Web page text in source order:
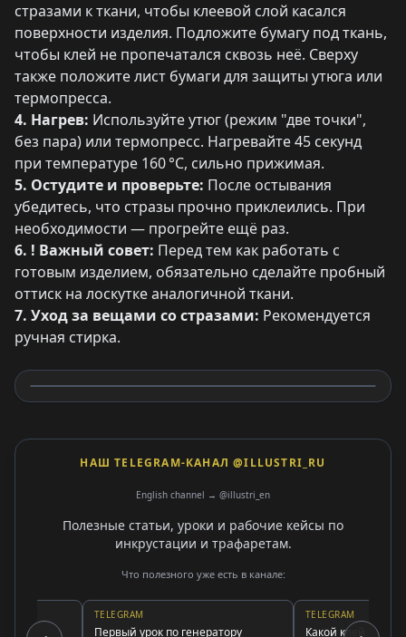
стразами к ткани, чтобы клеевой слой касался
поверхности изделия. Подложите бумагу под ткань,
чтобы клей не пропечатался сквозь неё. Сверху
также положите лист бумаги для защиты утюга или
термопресса.
4. Нагрев: Используйте утюг (режим "две точки",
без пара) или термопресс. Нагревайте 45 секунд
при температуре 160 °C, сильно прижимая.
5. Остудите и проверьте: После остывания
убедитесь, что стразы прочно приклеились. При
необходимости — прогрейте ещё раз.
6. ! Важный совет: Перед тем как работать с
готовым изделием, обязательно сделайте пробный
оттиск на лоскутке аналогичной ткани.
7. Уход за вещами со стразами: Рекомендуется
ручная стирка.
НАШ TELEGRAM-КАНАЛ @ILLUSTRI_RU
English channel → @illustri_en
Полезные статьи, уроки и рабочие кейсы по
инкрустации и трафаретам.
Что полезного уже есть в канале:
TELEGRAM
Первый урок по генератору
TELEGRAM
Какой клей